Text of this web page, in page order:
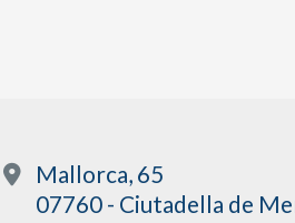
Mallorca, 65
07760 - Ciutadella de